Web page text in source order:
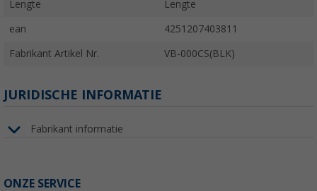
Lengte Lengte
ean 4251207403811
Fabrikant Artikel Nr. VB-000CS(BLK)
JURIDISCHE INFORMATIE
Fabrikant informatie
ONZE SERVICE